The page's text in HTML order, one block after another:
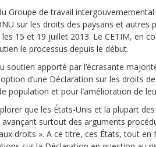
Droit au
développement
Par pays
Déclarations à l’ONU
Conférences
Archives à
disposition
Diffusion
Groupe de travail
sur les droits des paysans et autres
15 et 19 juillet 2013. Le CETIM, en
le processus depuis le début.
soutien apporté par l’écrasante
d’une Déclaration sur les droits
population et pour l’amélioration de
que les États-Unis et la plupart
avançant surtout des arguments
droits ». A ce titre, ces États, tout